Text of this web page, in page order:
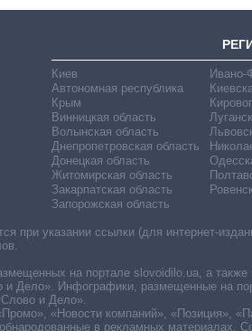
Киев
Автономная республика
Крым
Винницкая область
Волынская область
Днепропетровская область
Донецкая область
Житомирская область
Закарпатская область
Запорожская область
Ивано-
при указании ссылки (для интернет-
на портале slovoidilo.ua, а
Инфографики, размещенные на
и Дело».
«Новости компаний», «Позиция»,
в рекламных материалах.